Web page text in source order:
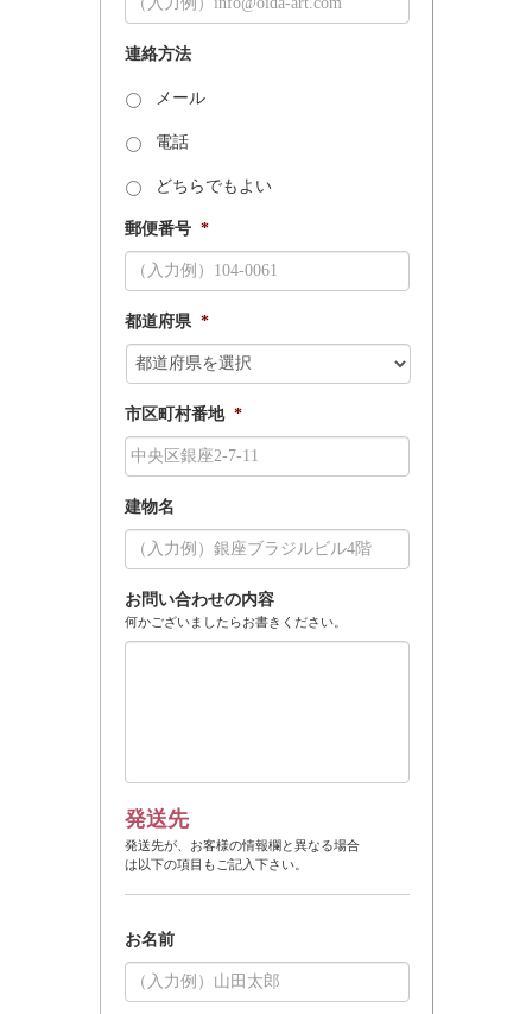
連絡方法
メール
電話
どちらでもよい
郵便番号 *
都道府県 *
市区町村番地 *
建物名
お問い合わせの内容
何かございましたらお書きください。
発送先
発送先が、お客様の情報欄と異なる場合
は以下の項目もご記入下さい。
お名前